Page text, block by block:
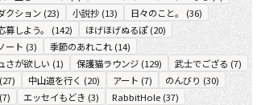
クション(23) 小説抄(13) 日々のこと。 (36)
募しよう。
(142) ほげほげぬるぽ(20)
ート (3) 季節のあれこれ(14)
さが欲しい (1) 保護猫ラウンジ(129) 武士でござる (7)
(27) 中山道を行く (20) アート (7) のんびり (30)
(7) エッセイもどき (3) RabbitHole(37)